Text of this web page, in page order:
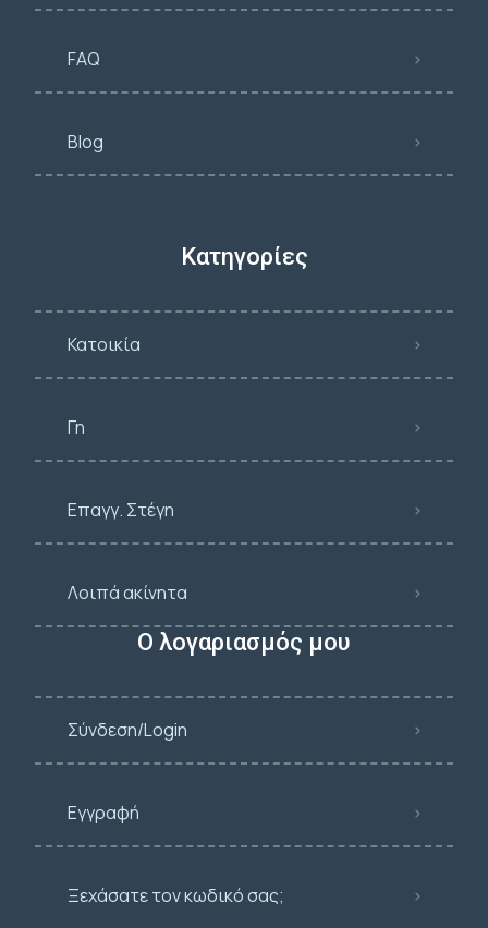
FAQ
Blog
Κατηγορίες
Κατοικία
Γη
Επαγγ. Στέγη
Λοιπά ακίνητα
Ο λογαριασμός μου
Σύνδεση/Login
Εγγραφή
Ξεχάσατε τον κωδικό σας;